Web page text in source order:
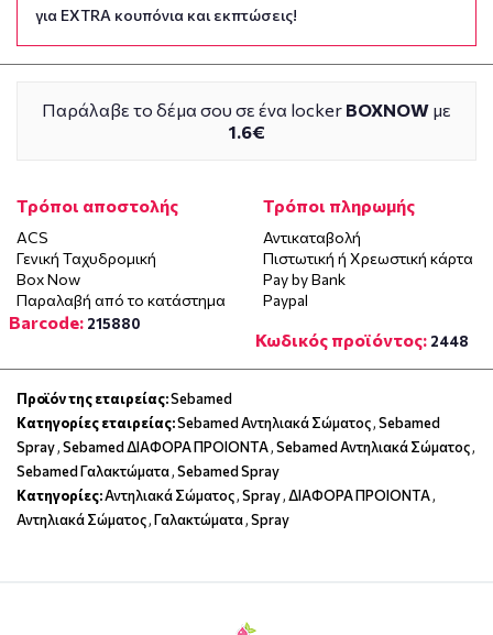
για EXTRA κουπόνια και εκπτώσεις!
Παράλαβε το δέμα σου σε ένα locker BOXNOW με
1.6€
Τρόποι αποστολής
ACS
Γενική Ταχυδρομική
Box Now
Παραλαβή από το κατάστημα
Τρόποι πληρωμής
Αντικαταβολή
Πιστωτική ή Χρεωστική κάρτα
Pay by Bank
Paypal
Barcode: 215880
Κωδικός προϊόντος: 2448
Προϊόν της εταιρείας:Sebamed
Κατηγορίες εταιρείας:Sebamed Αντηλιακά Σώματος,Sebamed
Spray,Sebamed ΔΙΑΦΟΡΑ ΠΡΟΙΟΝΤΑ,Sebamed Αντηλιακά Σώματος,
Sebamed Γαλακτώματα,Sebamed Spray
Κατηγορίες:Αντηλιακά Σώματος,Spray,ΔΙΑΦΟΡΑ ΠΡΟΙΟΝΤΑ,
Αντηλιακά Σώματος,Γαλακτώματα,Spray